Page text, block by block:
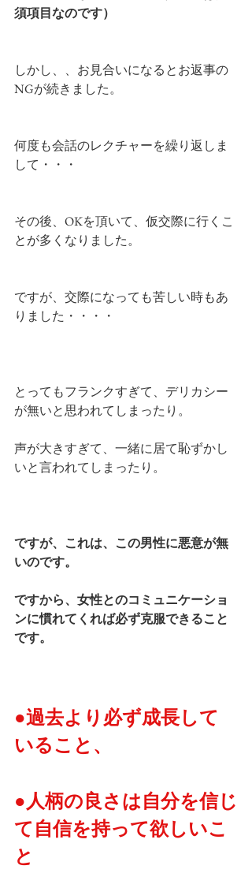
須項目なのです）
しかし、、お見合いになるとお返事の
NGが続きました。
何度も会話のレクチャーを繰り返しま
して・・・
その後、OKを頂いて、仮交際に行くこ
とが多くなりました。
ですが、交際になっても苦しい時もあ
りました・・・・
とってもフランクすぎて、デリカシー
が無いと思われてしまったり。
声が大きすぎて、一緒に居て恥ずかし
いと言われてしまったり。
ですが、これは、この男性に悪意が無
いのです。
ですから、女性とのコミュニケーショ
ンに慣れてくれば必ず克服できること
です。
●過去より必ず成長して
いること、
●人柄の良さは自分を信じ
て自信を持って欲しいこ
と